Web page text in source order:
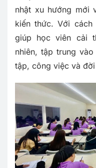
nhật xu hướng mới
kiến thức. Với
giúp học viên cải
nhiên, tập trung
tập, công việc và